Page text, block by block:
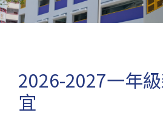
2026-2027一年
宜